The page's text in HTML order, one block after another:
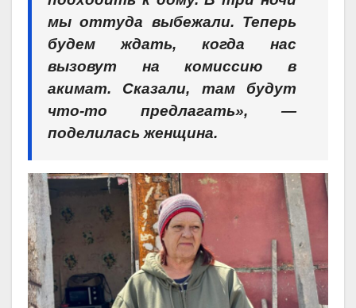
мы оттуда выбежали. Теперь
будем ждать, когда нас
вызовут на комиссию в
акимат. Сказали, там будут
что-то предлагать», —
поделилась женщина.